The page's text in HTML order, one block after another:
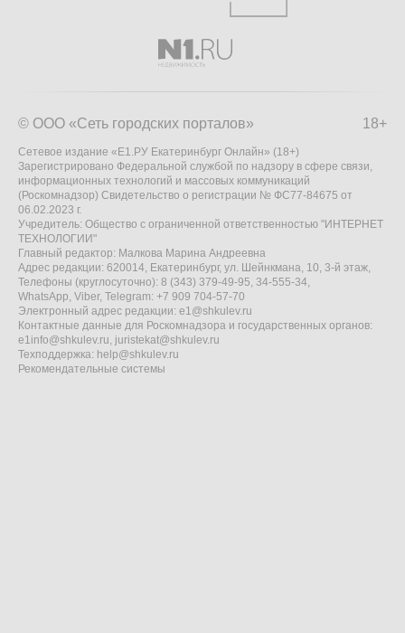
18+
© ООО «Сеть городских порталов»
Сетевое издание «Е1.РУ Екатеринбург Онлайн» (18+)
Зарегистрировано Федеральной службой по надзору в сфере связи,
информационных технологий и массовых коммуникаций
(Роскомнадзор) Свидетельство о регистрации № ФС77-84675 от
06.02.2023 г.
Учредитель: Общество с ограниченной ответственностью "ИНТЕРНЕТ
ТЕХНОЛОГИИ"
Главный редактор: Малкова Марина Андреевна
Адрес редакции: 620014, Екатеринбург, ул. Шейнкмана, 10, 3-й этаж,
Телефоны (круглосуточно): 8 (343) 379-49-95, 34-555-34,
WhatsApp, Viber, Telegram: +7 909 704-57-70
Электронный адрес редакции: e1@shkulev.ru
Контактные данные для Роскомнадзора и государственных органов:
e1info@shkulev.ru, juristekat@shkulev.ru
Техподдержка: help@shkulev.ru
Рекомендательные системы